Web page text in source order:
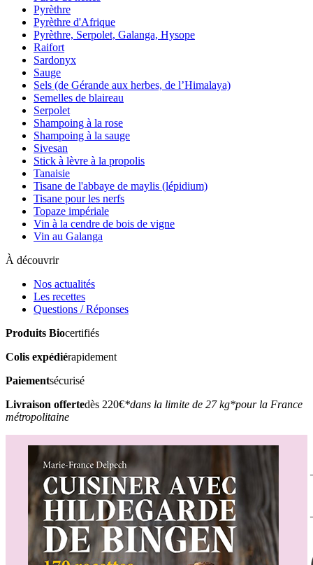
Pyrèthre
Pyrèthre d'Afrique
Pyrèthre, Serpolet, Galanga, Hysope
Raifort
Sardonyx
Sauge
Sels (de Gérande aux herbes, de l’Himalaya)
Semelles de blaireau
Serpolet
Shampoing à la rose
Shampoing à la sauge
Sivesan
Stick à lèvre à la propolis
Tanaisie
Tisane de l'abbaye de maylis (lépidium)
Tisane pour les nerfs
Topaze impériale
Vin à la cendre de bois de vigne
Vin au Galanga
À découvrir
Nos actualités
Les recettes
Questions / Réponses
Produits Biocertifiés
Colis expédiérapidement
Paiementsécurisé
Livraison offertedès 220€*dans la limite de 27 kg*pour la France
métropolitaine